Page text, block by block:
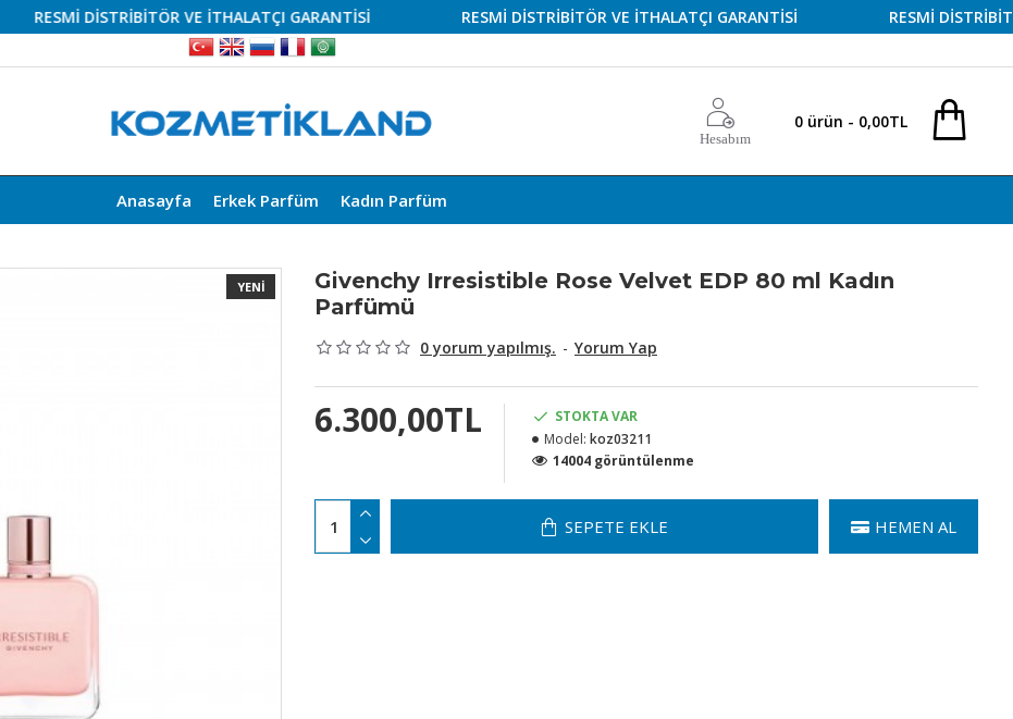
RESMİ DİSTRİBİTÖR VE İTHALATÇI GARANTİSİ RESMİ DİSTRİBİTÖR VE İTHALATÇI GARANTİSİ RESMİ DİSTRİBİTÖR
Hesabım
0 ürün - 0,00TL
Anasayfa Erkek Parfüm Kadın Parfüm
YENI
Givenchy Irresistible Rose Velvet EDP 80 ml Kadın
Parfümü
0 yorum yapılmış. - Yorum Yap
6.300,00TL
STOKTA VAR
Model: koz03211
14004 görüntülenme
SEPETE EKLE HEMEN AL